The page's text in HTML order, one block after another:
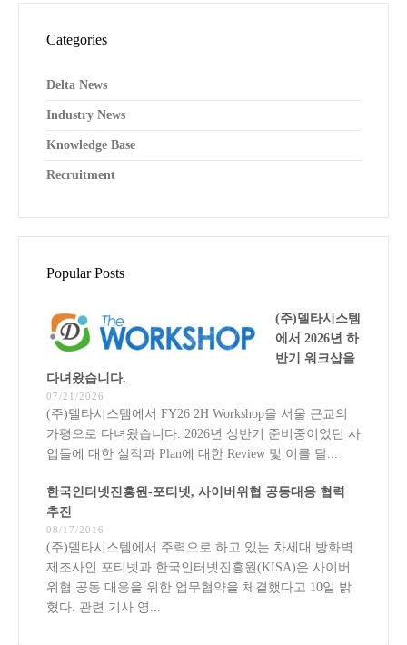
Categories
Delta News
Industry News
Knowledge Base
Recruitment
Popular Posts
(주)델타시스템
에서 2026년 하
반기 워크샵을
다녀왔습니다.
07/21/2026
(주)델타시스템에서 FY26 2H Workshop을 서울 근교의
가평으로 다녀왔습니다. 2026년 상반기 준비중이었던 사
업들에 대한 실적과 Plan에 대한 Review 및 이를 달...
한국인터넷진흥원-포티넷, 사이버위협 공동대응 협력
추진
08/17/2016
(주)델타시스템에서 주력으로 하고 있는 차세대 방화벽
제조사인 포티넷과 한국인터넷진흥원(KISA)은 사이버
위협 공동 대응을 위한 업무협약을 체결했다고 10일 밝
혔다. 관련 기사 영...